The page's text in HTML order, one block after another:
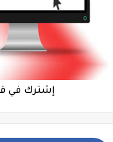
إشترك في